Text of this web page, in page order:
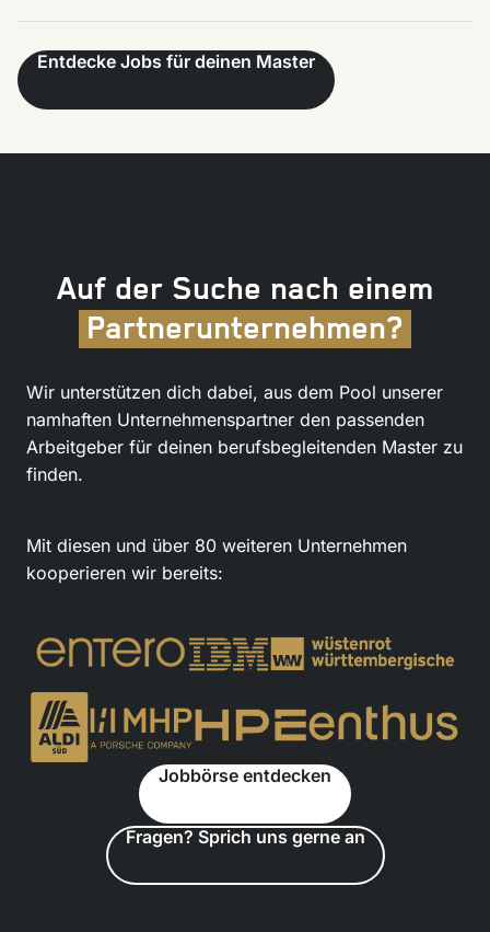
Entdecke Jobs für deinen Master
Auf der Suche nach einem
Partnerunternehmen?
Wir unterstützen dich dabei, aus dem Pool unserer
namhaften Unternehmenspartner den passenden
Arbeitgeber für deinen berufsbegleitenden Master zu
finden.
Mit diesen und über 80 weiteren Unternehmen
kooperieren wir bereits:
Jobbörse entdecken
Fragen? Sprich uns gerne an